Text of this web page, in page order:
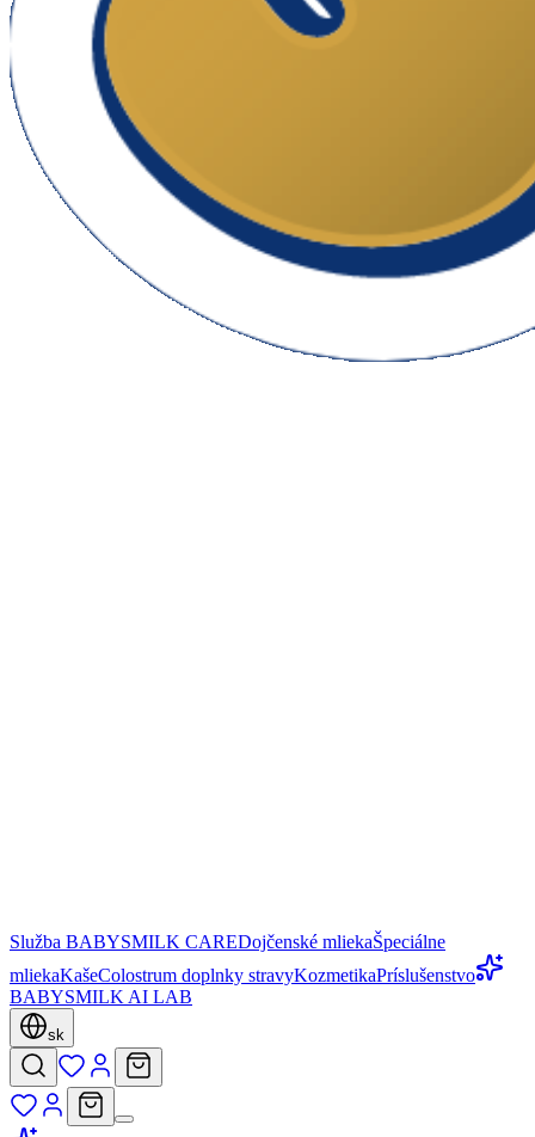
Služba BABYSMILK CAREDojčenské mliekaŠpeciálne
mliekaKašeColostrum doplnky stravyKozmetikaPríslušenstvo
BABYSMILK AI LAB
sk